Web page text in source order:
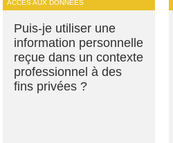
ACCÈS AUX DONNÉES
Puis-je utiliser une
information personnelle
reçue dans un contexte
professionnel à des
fins privées ?